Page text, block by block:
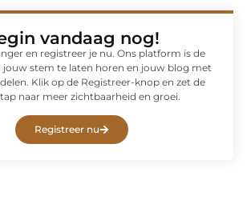
vandaag nog!
en registreer je nu. Ons platform is de
jouw stem te laten horen en jouw blog met
Klik op de Registreer-knop en zet de
naar meer zichtbaarheid en groei.
Registreer nu